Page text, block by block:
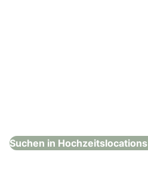
Suchen in Hochzeitslocations